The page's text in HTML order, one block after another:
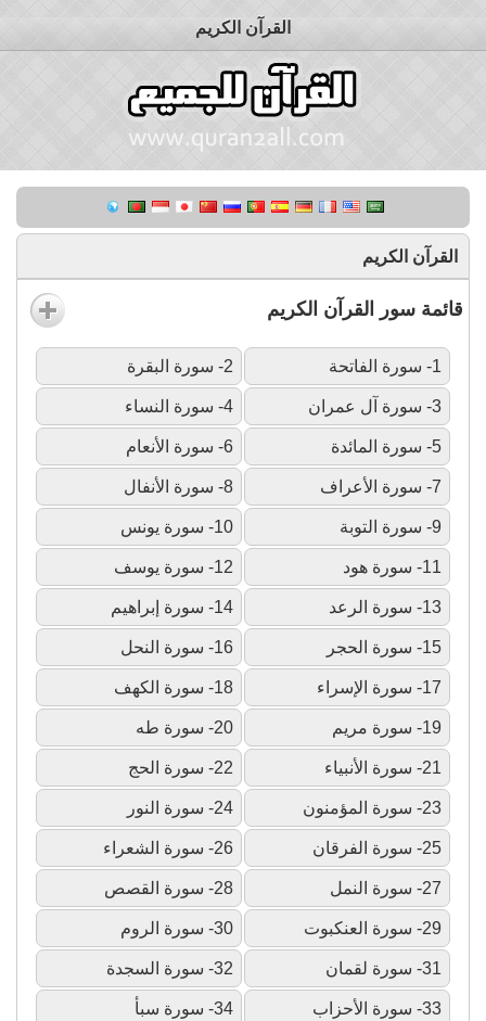
القرآن الكريم
القرآن الكريم
قائمة سور القرآن الكريم
1- سورة الفاتحة 2- سورة البقرة
3- سورة آل عمران 4- سورة النساء
5- سورة المائدة 6- سورة الأنعام
7- سورة الأعراف 8- سورة الأنفال
9- سورة التوبة 10- سورة يونس
11- سورة هود 12- سورة يوسف
13- سورة الرعد 14- سورة إبراهيم
15- سورة الحجر 16- سورة النحل
17- سورة الإسراء 18- سورة الكهف
19- سورة مريم 20- سورة طه
21- سورة الأنبياء 22- سورة الحج
23- سورة المؤمنون 24- سورة النور
25- سورة الفرقان 26- سورة الشعراء
27- سورة النمل 28- سورة القصص
29- سورة العنكبوت 30- سورة الروم
31- سورة لقمان 32- سورة السجدة
33- سورة الأحزاب 34- سورة سبأ